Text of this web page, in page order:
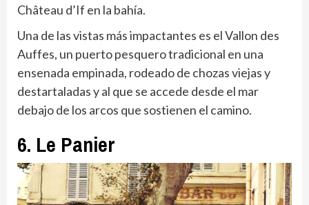
Château d’If en la bahía.
Una de las vistas más impactantes es el Vallon des
Auffes, un puerto pesquero tradicional en una
ensenada empinada, rodeado de chozas viejas y
destartaladas y al que se accede desde el mar
debajo de los arcos que sostienen el camino.
6. Le Panier